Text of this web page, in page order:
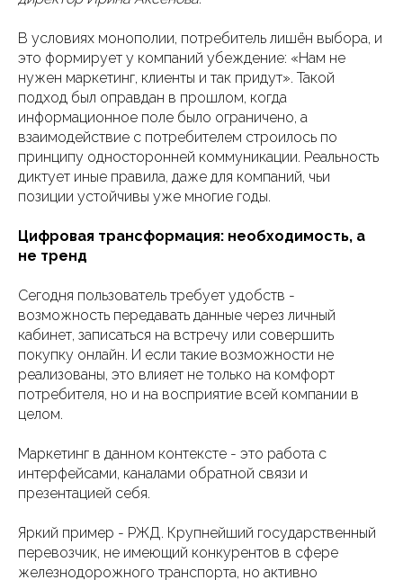
В условиях монополии, потребитель лишён выбора, и
это формирует у компаний убеждение: «Нам не
нужен маркетинг, клиенты и так придут». Такой
подход был оправдан в прошлом, когда
информационное поле было ограничено, а
взаимодействие с потребителем строилось по
принципу односторонней коммуникации. Реальность
диктует иные правила, даже для компаний, чьи
позиции устойчивы уже многие годы.
Цифровая трансформация: необходимость, а
не тренд
Сегодня пользователь требует удобств -
возможность передавать данные через личный
кабинет, записаться на встречу или совершить
покупку онлайн. И если такие возможности не
реализованы, это влияет не только на комфорт
потребителя, но и на восприятие всей компании в
целом.
Маркетинг в данном контексте - это работа с
интерфейсами, каналами обратной связи и
презентацией себя.
Яркий пример - РЖД. Крупнейший государственный
перевозчик, не имеющий конкурентов в сфере
железнодорожного транспорта, но активно